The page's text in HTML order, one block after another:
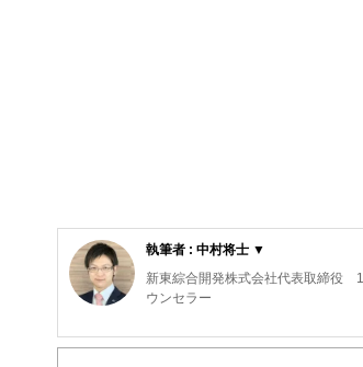
執筆者 : 中村将士 ▼
新東綜合開発株式会社代表取締役
ウンセラー
私がＦＰ相談を行うとき、一番優先